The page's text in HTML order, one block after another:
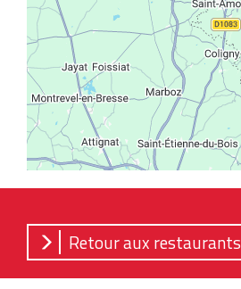
Retour aux restaurants